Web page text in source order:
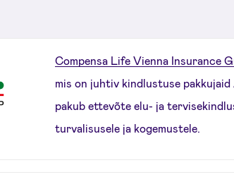
Compensa Life Vienna Insurance
mis on juhtiv kindlustuse
pakub ettevõte elu- ja
turvalisusele ja kogemustele.